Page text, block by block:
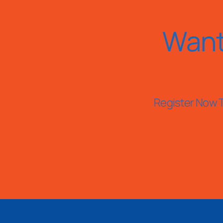
Register Now